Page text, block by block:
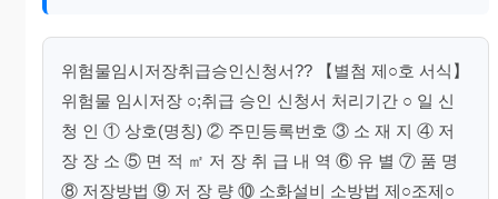
위험물임시저장취급승인신청서?? 【별첨 제○호 서식】
위험물 임시저장 ○;취급 승인 신청서 처리기간 ○ 일 신
청 인 ① 상호(명칭) ② 주민등록번호 ③ 소 재 지 ④ 저
장 장 소 ⑤ 면 적 ㎡ 저 장 취 급 내 역 ⑥ 유 별 ⑦ 품 명
⑧ 저장방법 ⑨ 저 장 량 ⑩ 소화설비 소방법 제○조제○